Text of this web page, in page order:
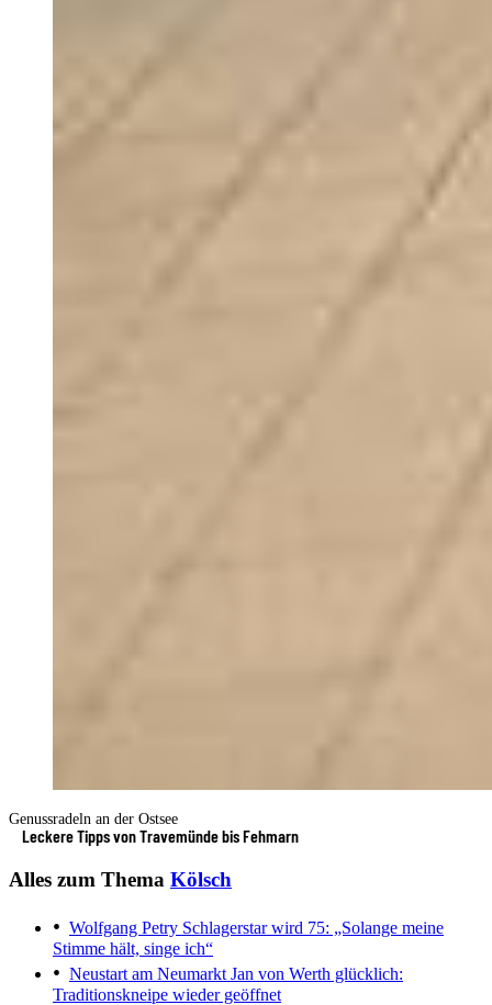
Genussradeln an der Ostsee
Leckere Tipps von Travemünde bis Fehmarn
Alles zum Thema Kölsch
Wolfgang Petry Schlagerstar wird 75: „Solange meine
Stimme hält, singe ich“
Neustart am Neumarkt Jan von Werth glücklich:
Traditionskneipe wieder geöffnet